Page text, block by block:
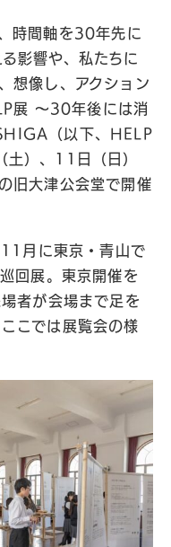
時間軸を30年先に
影響や、私たちに
想像し、アクション
展 〜30年後には消
（以下、HELP
）、11日（日）
旧大津公会堂で開催
月に東京・青山で
回展。東京開催を
者が会場まで足を
こでは展覧会の様